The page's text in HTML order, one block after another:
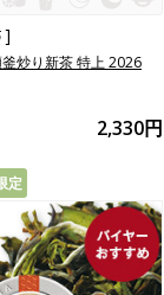
]
炒り新茶 特上 2026
2,330円
定